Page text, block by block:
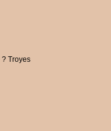
Troyes